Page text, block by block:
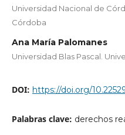
Universidad Nacional de
Córdoba
Ana María Palomanes
Universidad Blas Pascal.
DOI: https://doi.org/
Palabras clave: derechos